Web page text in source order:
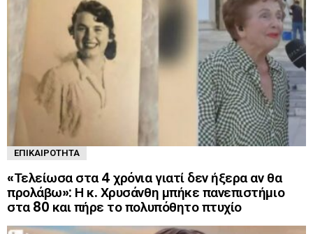
ΕΠΙΚΑΙΡΌΤΗΤΑ
«Τελείωσα στα 4 χρόνια γιατί δεν ήξερα αν θα
προλάβω»: Η κ. Χρυσάνθη μπήκε πανεπιστήμιο
στα 80 και πήρε το πολυπόθητο πτυχίο